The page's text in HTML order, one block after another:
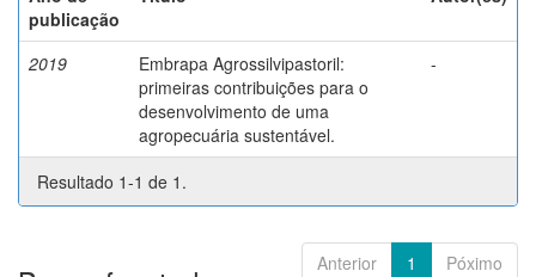
publicação
2019
Embrapa Agrossilvipastoril:
primeiras contribuições para o
desenvolvimento de uma
agropecuária sustentável.
-
Resultado 1-1 de 1.
Anterior 1 Póximo